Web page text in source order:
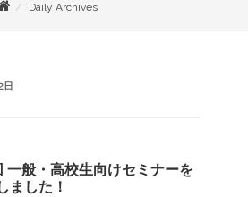
Daily Archives
日
一般・高校生向けセミナーを
ました！